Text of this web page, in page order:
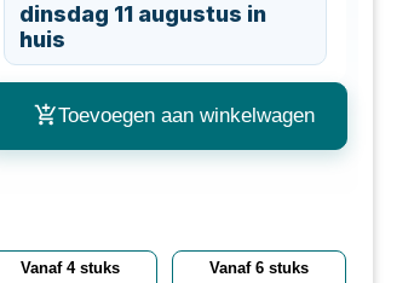
dinsdag 11 augustus in
huis
Toevoegen aan winkelwagen
Vanaf 4stuks Vanaf6 stuks